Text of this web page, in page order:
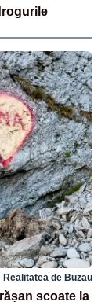
Realitatea de Buzau
scoate la